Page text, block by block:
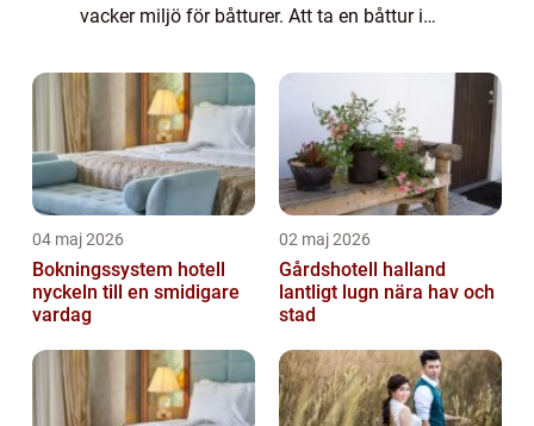
vacker miljö för båtturer. Att ta en båttur i
sätt att utforska området och njuta av...
04 maj 2026
Bokningssystem hotell
nyckeln till en smidigare
vardag
02 maj 2026
Gårdshotell halland
lantligt lugn nära hav och
stad